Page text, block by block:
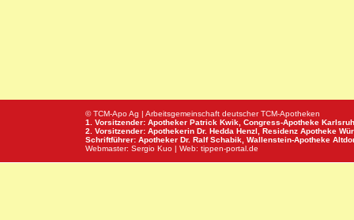
© TCM-Apo Ag | Arbeitsgemeinschaft deutscher TCM-Apotheken
1. Vorsitzender: Apotheker Patrick Kwik, Congress-Apotheke
2. Vorsitzender: Apothekerin Dr. Hedda Henzl, Residenz Apotheke
Schriftführer: Apotheker Dr. Ralf Schabik, Wallenstein-Apotheke
Webmaster: Sergio Kuo | Web: tippen-portal.de